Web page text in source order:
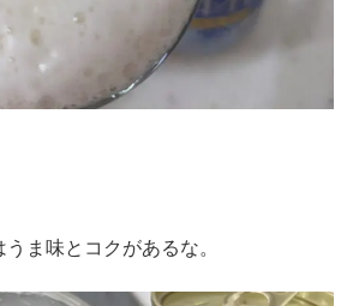
ま味とコクがあるな。